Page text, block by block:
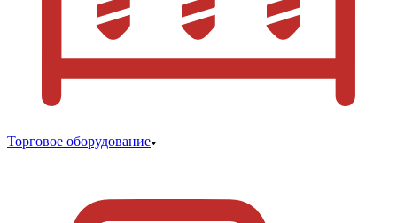
Торговое оборудование